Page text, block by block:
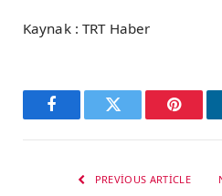
Kaynak : TRT Haber
FacebookTwitter
PREVIOUS ARTICLE